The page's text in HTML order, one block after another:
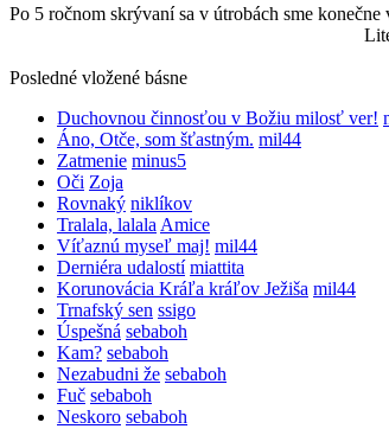
Po 5 ročnom skrývaní sa v útrobách sme konečne
Posledné vložené básne
Duchovnou činnosťou v Božiu milosť ver!
Áno, Otče, som šťastným. mil44
Zatmenie minus5
Oči Zoja
Rovnaký niklíkov
Tralala, lalala Amice
Víťaznú myseľ maj! mil44
Derniéra udalostí miattita
Korunovácia Kráľa kráľov Ježiša mil44
Trnafský sen ssigo
Úspešná sebaboh
Kam? sebaboh
Nezabudni že sebaboh
Fuč sebaboh
Neskoro sebaboh